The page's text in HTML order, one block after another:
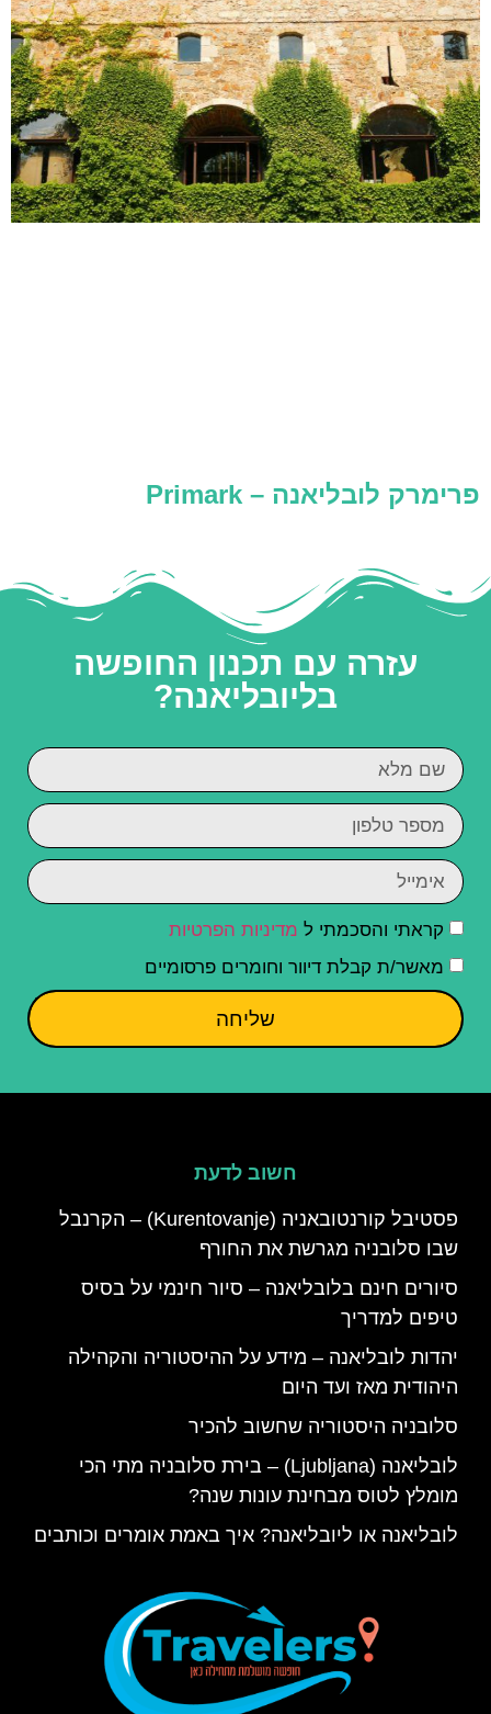
פרימרק לובליאנה – Primark
עזרה עם תכנון החופשה
בליובליאנה?
קראתי והסכמתי ל מדיניות הפרטיות
מאשר/ת קבלת דיוור וחומרים פרסומיים
שליחה
חשוב לדעת
פסטיבל קורנטובאניה (Kurentovanje) – הקרנבל
שבו סלובניה מגרשת את החורף
סיורים חינם בלובליאנה – סיור חינמי על בסיס
טיפים למדריך
יהדות לובליאנה – מידע על ההיסטוריה והקהילה
היהודית מאז ועד היום
סלובניה היסטוריה שחשוב להכיר
לובליאנה (Ljubljana) – בירת סלובניה מתי הכי
מומלץ לטוס מבחינת עונות שנה?
לובליאנה או ליובליאנה? איך באמת אומרים וכותבים